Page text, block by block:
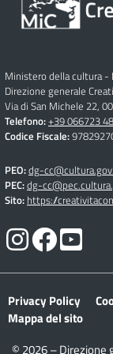
Ministero della cultura -
Direzione generale
Via di San Michele 22,
Telefono:+39 066723
Codice Fiscale:
PEO:dg-
PEC:dg-
Sito: https://
Privacy Policy
Mappa del sito
© 2026 – Direzione